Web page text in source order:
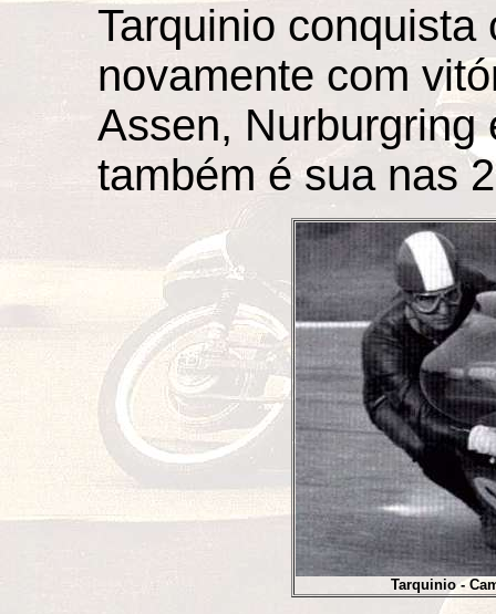
Tarquinio conquista
novamente com
Assen,
também é sua nas
Tarquinio -